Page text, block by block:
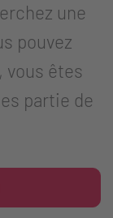
une
pouvez
vous êtes
partie de